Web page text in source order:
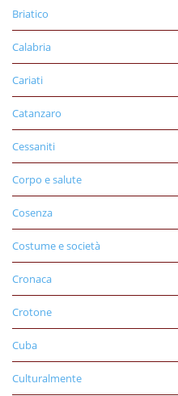
Briatico
Calabria
Cariati
Catanzaro
Cessaniti
Corpo e salute
Cosenza
Costume e società
Cronaca
Crotone
Cuba
Culturalmente